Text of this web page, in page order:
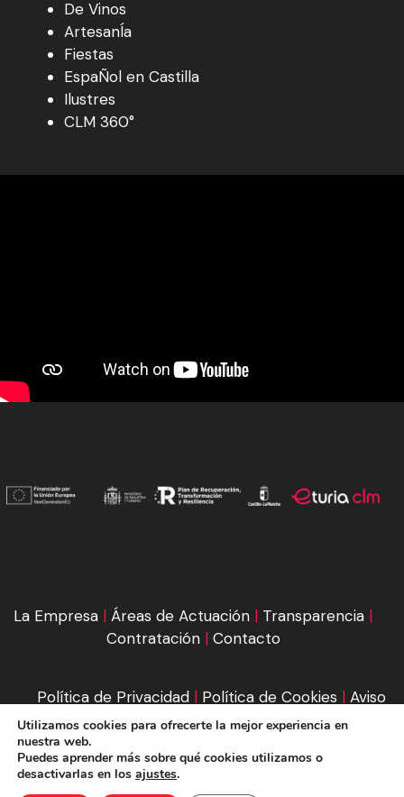
De Vinos
ArtesanÍa
Fiestas
EspaÑol en Castilla
Ilustres
CLM 360°
La Empresa | Áreas de Actuación | Transparencia |
Contratación| Contacto
Política de Privacidad| Política de Cookies | Aviso
Legal|Condiciones de compra
2026 © EturiaCLM
Utilizamos cookies para ofrecerte la mejor experiencia en
nuestra web.
Puedes aprender más sobre qué cookies utilizamos o
desactivarlas en los ajustes.